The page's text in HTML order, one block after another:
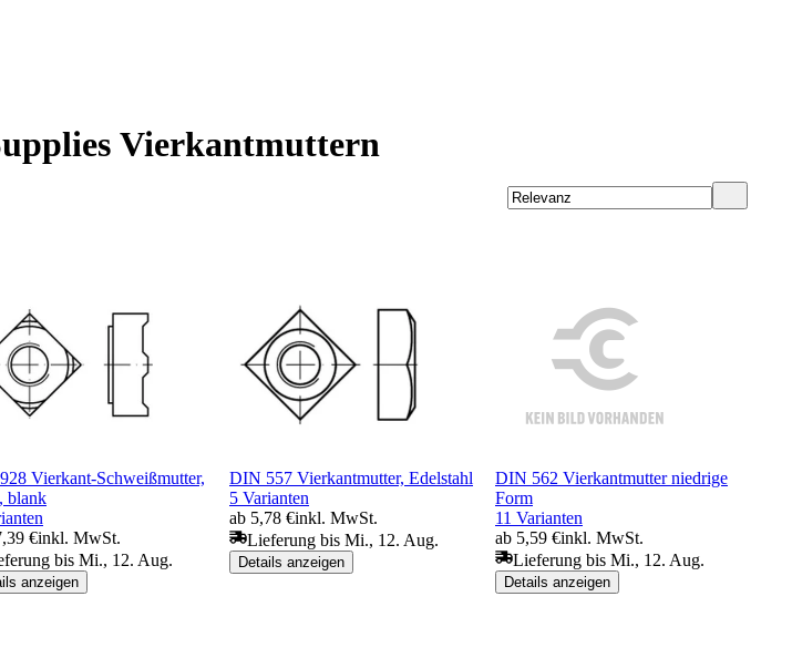
Vierkantmuttern
Vierkant-Schweißmutter,
blank
€inkl. MwSt.
bis Mi., 12. Aug.
anzeigen
DIN 557 Vierkantmutter, Edelstahl
5 Varianten
ab 5,78 €inkl. MwSt.
Lieferung bis Mi., 12. Aug.
Details anzeigen
DIN 562 Vierkantmutter niedrige
Form
11 Varianten
ab 5,59 €inkl. MwSt.
Lieferung bis Mi., 12. Aug.
Details anzeigen